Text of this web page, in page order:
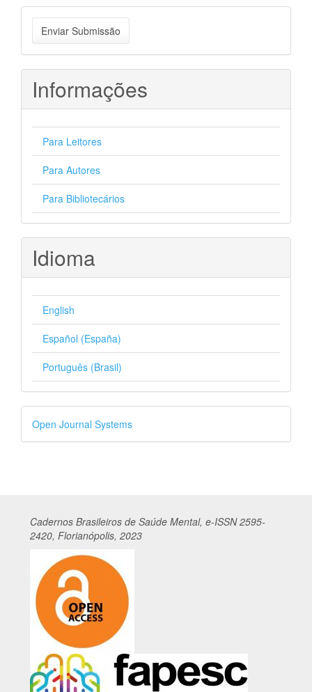
Enviar
Submissão
Enviar Submissão
Informações
Para Leitores
Para Autores
Para Bibliotecários
Idioma
English
Español (España)
Português (Brasil)
Desenvolvido
por
Open Journal Systems
Cadernos Brasileiros de Saúde Mental, e-ISSN 2595-
2420, Florianópolis, 2023